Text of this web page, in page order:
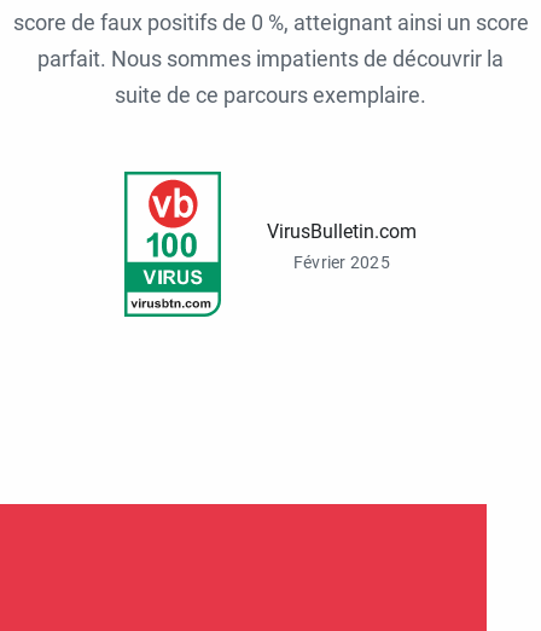
score de faux positifs de 0 %, atteignant ainsi un score
parfait. Nous sommes impatients de découvrir la
suite de ce parcours exemplaire.
VirusBulletin.com
Février 2025